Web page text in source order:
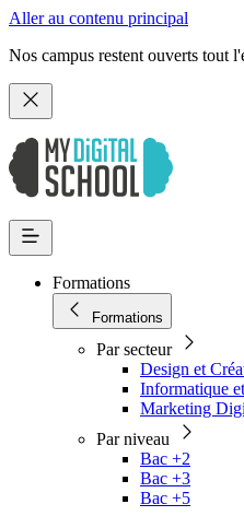
Aller au contenu principal
Nos campus restent ouverts tout
Formations
Formations
Par secteur
Design et
Informatique
Marketing
Par niveau
Bac +2
Bac +3
Bac +5